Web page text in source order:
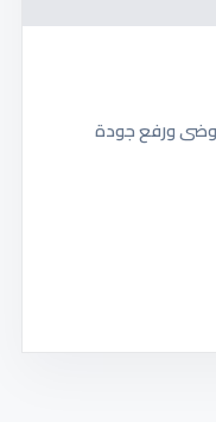
ورفع جودة